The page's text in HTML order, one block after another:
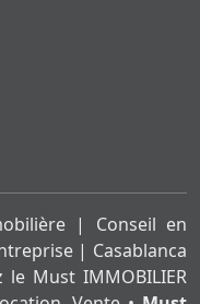
| Conseil en
| Casablanca
Must IMMOBILIER